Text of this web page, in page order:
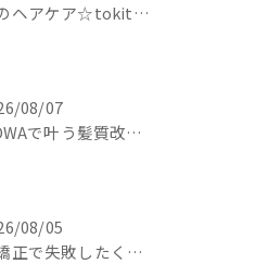
最近のヘアケア☆tokita【銀座・美容室WISTERIA】
08/07
ULTOWAで叶う髪質改善美髪カラー【銀座・美容室WISTERIA】
08/05
縮毛矯正で失敗したくない方へ【銀座・美容室WISTERIA】